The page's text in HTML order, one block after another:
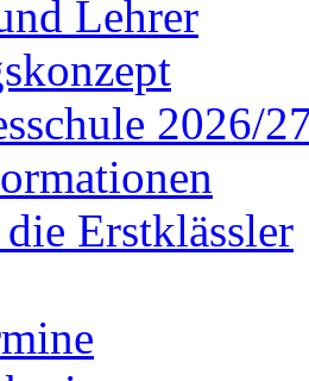
Lehrer
2026/
Erstklässler